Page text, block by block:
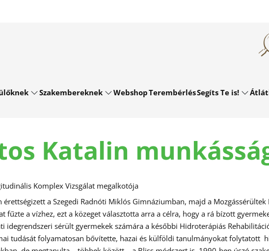
Szakembereknek WebshopTerembérlésSegíts Te is!
Katalin
Komplex Vizsgálat megalkotója
a Szegedi Radnóti Miklós Gimnáziumban, majd a
a vízhez, ezt a közeget választotta arra a célra, hogy a rá bízott
sérült gyermekek számára a későbbi Hidroterápiás
tudását folyamatosan bővítette, hazai és külföldi tanulmányokat folytatott